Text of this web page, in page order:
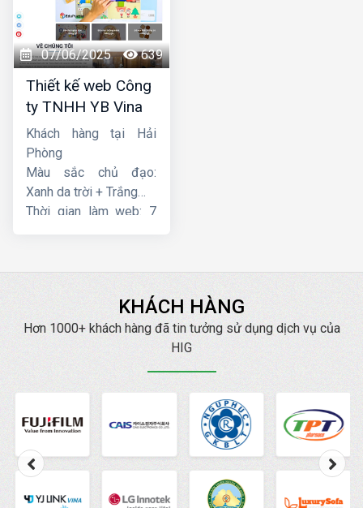
07/06/2025 639
Thiết kế web Công
ty TNHH YB Vina
Khách hàng tại Hải
Phòng
Màu sắc chủ đạo:
Xanh da trời + Trắng
Thời gian làm web: 7
KHÁCH HÀNG
Hơn 1000+ khách hàng đã tin tưởng sử dụng dịch vụ của
HIG